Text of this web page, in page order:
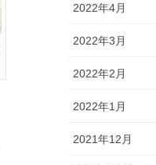
2022年4月
2022年3月
2022年2月
2022年1月
2021年12月